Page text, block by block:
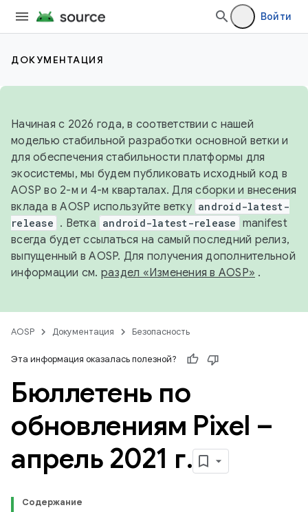
Войти
ДОКУМЕНТАЦИЯ
Начиная с 2026 года, в соответствии с нашей
моделью стабильной разработки основной ветки и
для обеспечения стабильности платформы для
экосистемы, мы будем публиковать исходный код в
AOSP во 2-м и 4-м кварталах. Для сборки и внесения
вклада в AOSP используйте ветку android-latest-
release . Ветка android-latest-release manifest
всегда будет ссылаться на самый последний релиз,
выпущенный в AOSP. Для получения дополнительной
информации см. раздел «Изменения в AOSP» .
AOSP Документация Безопасность
Эта информация оказалась полезной?
Бюллетень по
обновлениям Pixel –
апрель 2021 г.
Содержание